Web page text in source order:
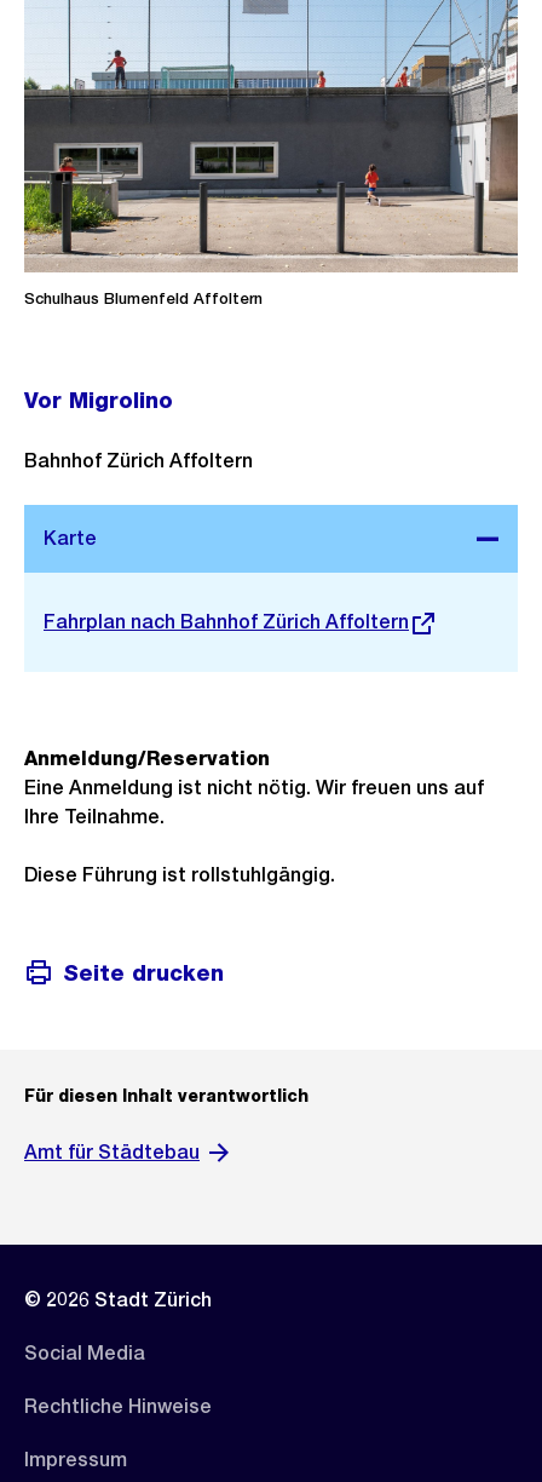
Schulhaus Blumenfeld Affoltern
Vor Migrolino
Stadtplan 3D
Externer
Fahrplan nach Bahnhof Zürich Affoltern
Bahnhof Zürich Affoltern
Anmeldung/Reservation
Eine Anmeldung ist nicht nötig. Wir freuen uns auf
Ihre Teilnahme.
Diese Führung ist rollstuhlgängig.
Seite drucken
Für diesen Inhalt verantwortlich
Amt für Städtebau
© 2026 Stadt Zürich
Social Media
Rechtliche Hinweise
Impressum